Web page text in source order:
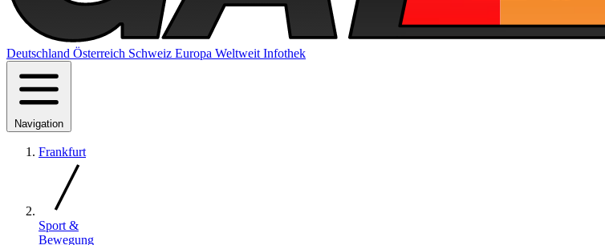
Deutschland Österreich Schweiz Europa Weltweit Infothek
Navigation
Frankfurt
Sport &
Bewegung